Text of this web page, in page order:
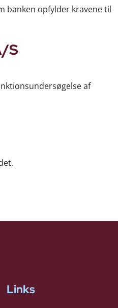
banken opfylder kravene til
S
af
Links